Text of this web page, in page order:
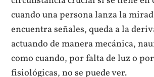
cuando una persona lanza la
encuentra señales, queda a la
actuando de manera mecánica,
como cuando, por falta de luz o
fisiológicas, no se puede ver.